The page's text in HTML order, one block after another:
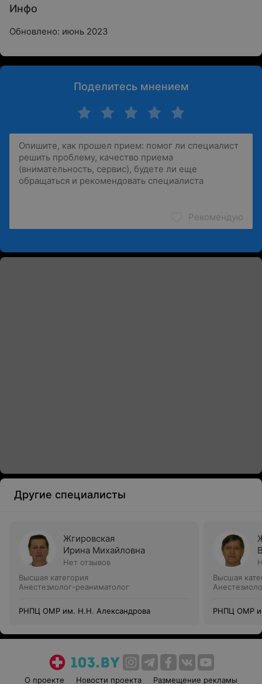
Инфо
Обновлено: июнь 2023
Поделитесь мнением
Рекомендую
Другие специалисты
Жгировская
Ирина Михайловна
Нет отзывов
Высшая категория
Анестезиолог-реаниматолог
РНПЦ ОМР им. Н.Н. Александрова
Высшая
РНПЦ ОМР
О проекте Новости проекта Размещение рекламы